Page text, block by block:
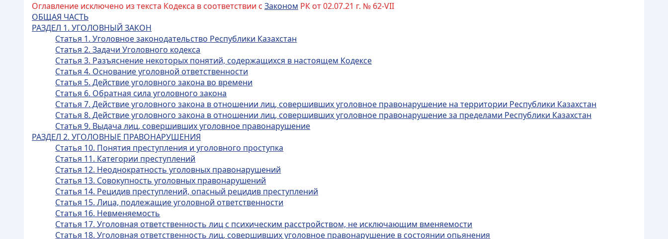
Оглавление исключено из текста Кодекса в соответствии с Законом РК от 02.07.21 г. № 62-VII
ОБЩАЯ ЧАСТЬ
РАЗДЕЛ 1. УГОЛОВНЫЙ ЗАКОН
Статья 1. Уголовное законодательство Республики Казахстан
Статья 2. Задачи Уголовного кодекса
Статья 3. Разъяснение некоторых понятий, содержащихся в настоящем Кодексе
Статья 4. Основание уголовной ответственности
Статья 5. Действие уголовного закона во времени
Статья 6. Обратная сила уголовного закона
Статья 7. Действие уголовного закона в отношении лиц, совершивших уголовное правонарушение на территории Республики Казахстан
Статья 8. Действие уголовного закона в отношении лиц, совершивших уголовное правонарушение за пределами Республики Казахстан
Статья 9. Выдача лиц, совершивших уголовное правонарушение
РАЗДЕЛ 2. УГОЛОВНЫЕ ПРАВОНАРУШЕНИЯ
Статья 10. Понятия преступления и уголовного проступка
Статья 11. Категории преступлений
Статья 12. Неоднократность уголовных правонарушений
Статья 13. Совокупность уголовных правонарушений
Статья 14. Рецидив преступлений, опасный рецидив преступлений
Статья 15. Лица, подлежащие уголовной ответственности
Статья 16. Невменяемость
Статья 17. Уголовная ответственность лиц с психическим расстройством, не исключающим вменяемости
Статья 18. Уголовная ответственность лиц, совершивших уголовное правонарушение в состоянии опьянения